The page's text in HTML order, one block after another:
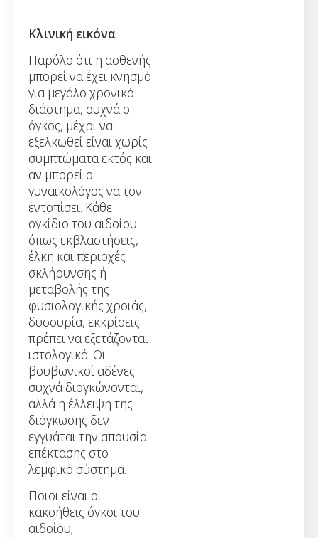
Κλινική εικόνα
Παρόλο ότι η ασθενής
μπορεί να έχει κνησμό
για μεγάλο χρονικό
διάστημα, συχνά ο
όγκος, μέχρι να
εξελκωθεί είναι χωρίς
συμπτώματα εκτός και
αν μπορεί ο
γυναικολόγος να τον
εντοπίσει. Κάθε
ογκίδιο του αιδοίου
όπως εκβλαστήσεις,
έλκη και περιοχές
σκλήρυνσης ή
μεταβολής της
φυσιολογικής χροιάς,
δυσουρία, εκκρίσεις
πρέπει να εξετάζονται
ιστολογικά. Οι
βουβωνικοί αδένες
συχνά διογκώνονται,
αλλά η έλλειψη της
διόγκωσης δεν
εγγυάται την απουσία
επέκτασης στο
λεμφικό σύστημα.
Ποιοι είναι οι
κακοήθεις όγκοι του
αιδοίου;